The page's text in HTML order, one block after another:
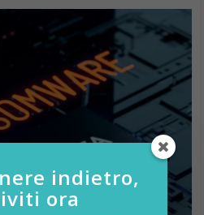
indietro,
ora